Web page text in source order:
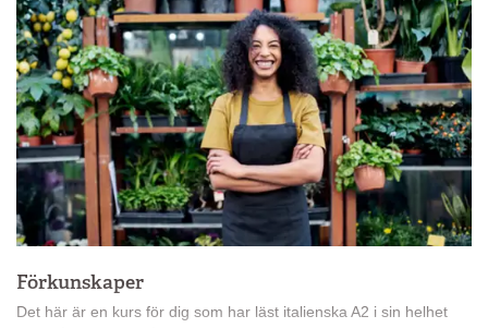
Förkunskaper
Det här är en kurs för dig som har läst italienska A2 i sin helhet